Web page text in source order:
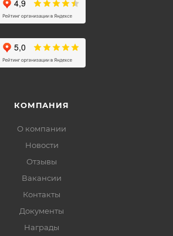
КОМПАНИЯ
О компании
Новости
Отзывы
Вакансии
Контакты
Документы
Награды